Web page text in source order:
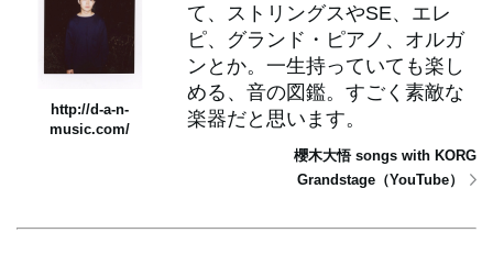
http://d-a-n-
music.com/
て、ストリングスやSE、エレ
ピ、グランド・ピアノ、オルガ
ンとか。一生持っていても楽し
める、音の図鑑。すごく素敵な
楽器だと思います。
櫻木大悟 songs with KORG
Grandstage（YouTube）